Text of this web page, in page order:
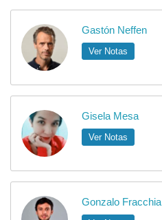
Gastón Neffen
Ver Notas
Gisela Mesa
Ver Notas
Gonzalo Fracchia